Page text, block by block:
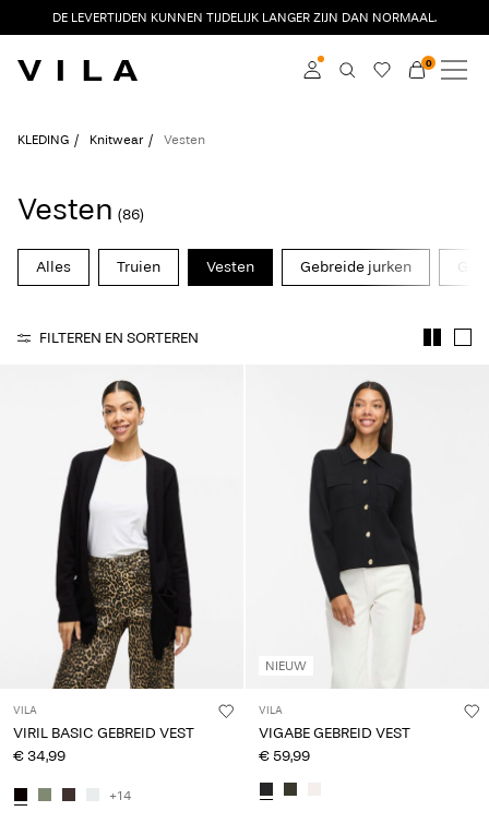
DE LEVERTIJDEN KUNNEN TIJDELIJK LANGER ZIJN DAN NORMAAL.
over VILA Club
0
NIEUW
KLEDING
VILA CLUB
ROUGE EDIT
vragen?
Over
Nederland
Nederlands
KLEDING Knitwear Vesten
Vesten (86)
Alles Truien Vesten Gebreide jurken
FILTEREN EN SORTEREN
VILA
VIRIL BASIC GEBREID VEST
€ 34,99
+14
NIEUW
VILA
VIGABE GEBREID VEST
€ 59,99